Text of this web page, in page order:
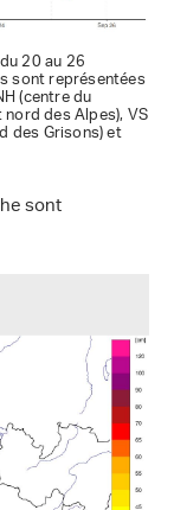
20 au 26
sont représentées
(centre du
des Alpes), VS
des Grisons) et
sont